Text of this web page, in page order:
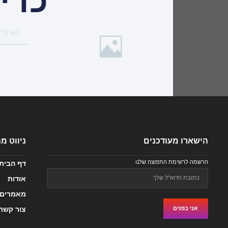
הישארו מעודכנים
הרשמה לרשימת התפוצה שלנו
אני בפנים
ניווט
דף
אודות
מאמרים
צור